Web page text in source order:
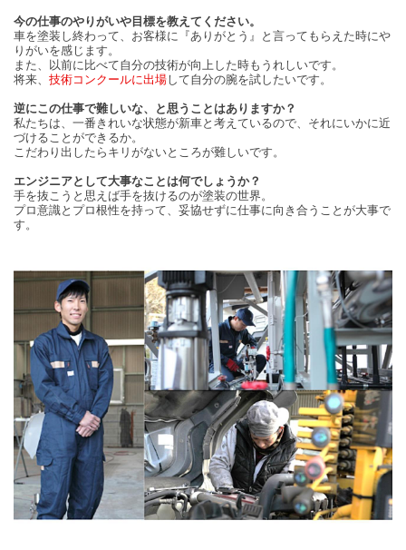
今の仕事のやりがいや目標を教えてください。
車を塗装し終わって、お客様に『ありがとう』と言ってもらえた時にや
りがいを感じます。
また、以前に比べて自分の技術が向上した時もうれしいです。
将来、 技術コンクールに出場して自分の腕を試したいです。
逆にこの仕事で難しいな、と思うことはありますか？
私たちは、一番きれいな状態が新車と考えているので、それにいかに近
づけることができるか。
こだわり出したらキリがないところが難しいです。
エンジニアとして大事なことは何でしょうか？
手を抜こうと思えば手を抜けるのが塗装の世界。
プロ意識とプロ根性を持って、妥協せずに仕事に向き合うことが大事で
す。